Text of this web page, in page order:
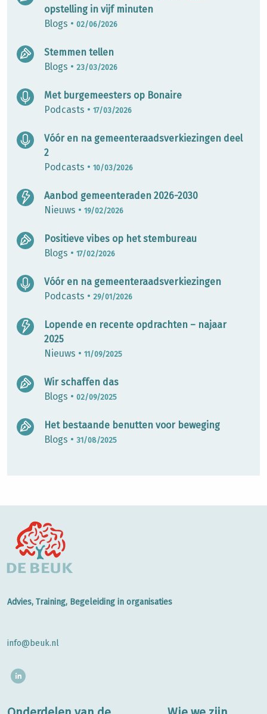
opstelling in vijf minuten
Blogs • 02/06/2026
Stemmen tellen
Blogs • 23/03/2026
Met burgemeesters op Bonaire
Podcasts • 17/03/2026
Vóór en na gemeenteraadsverkiezingen deel
2
Podcasts • 10/03/2026
Aanbod gemeenteraden 2026-2030
Nieuws • 19/02/2026
Positieve vibes op het stembureau
Blogs • 17/02/2026
Vóór en na gemeenteraadsverkiezingen
Podcasts • 29/01/2026
Lopende en recente opdrachten – najaar
2025
Nieuws • 11/09/2025
Wir schaffen das
Blogs • 02/09/2025
Het bestaande benutten voor beweging
Blogs • 31/08/2025
Advies, Training, Begeleiding in organisaties
info@beuk.nl